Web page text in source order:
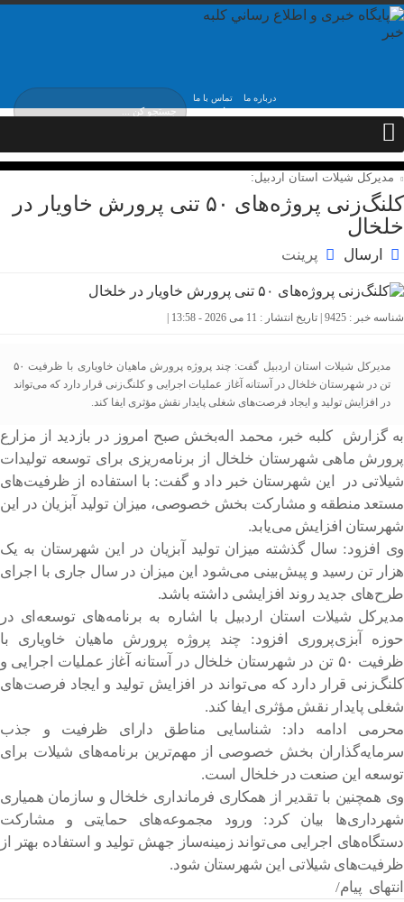
تماس با ما درباره ما
جمعه, ۱۶ مرداد , ۱۴۰۵
مدیرکل شیلات استان اردبیل:
کلنگ‌زنی پروژه‌های ۵۰ تنی پرورش خاویار در
خلخال
ارسال پرینت
شناسه خبر : 9425 | تاریخ انتشار : 11 می 2026 - 13:58 |
مدیرکل شیلات استان اردبیل گفت: چند پروژه پرورش ماهیان خاویاری با ظرفیت ۵۰
تن در شهرستان خلخال در آستانه آغاز عملیات اجرایی و کلنگ‌زنی قرار دارد که می‌تواند
در افزایش تولید و ایجاد فرصت‌های شغلی پایدار نقش مؤثری ایفا کند.
به گزارش کلبه خبر، محمد اله‌بخش صبح امروز در بازدید از مزارع
پرورش ماهی شهرستان خلخال از برنامه‌ریزی برای توسعه تولیدات
شیلاتی در این شهرستان خبر داد و گفت: با استفاده از ظرفیت‌های
مستعد منطقه و مشارکت بخش خصوصی، میزان تولید آبزیان در این
شهرستان افزایش می‌یابد.
وی افزود: سال گذشته میزان تولید آبزیان در این شهرستان به یک
هزار تن رسید و پیش‌بینی می‌شود این میزان در سال جاری با اجرای
طرح‌های جدید روند افزایشی داشته باشد.
مدیرکل شیلات استان اردبیل با اشاره به برنامه‌های توسعه‌ای در
حوزه آبزی‌پروری افزود: چند پروژه پرورش ماهیان خاویاری با
ظرفیت ۵۰ تن در شهرستان خلخال در آستانه آغاز عملیات اجرایی و
کلنگ‌زنی قرار دارد که می‌تواند در افزایش تولید و ایجاد فرصت‌های
شغلی پایدار نقش مؤثری ایفا کند.
محرمی ادامه داد: شناسایی مناطق دارای ظرفیت و جذب
سرمایه‌گذاران بخش خصوصی از مهم‌ترین برنامه‌های شیلات برای
توسعه این صنعت در خلخال است.
وی همچنین با تقدیر از همکاری فرمانداری خلخال و سازمان همیاری
شهرداری‌ها بیان کرد: ورود مجموعه‌های حمایتی و مشارکت
دستگاه‌های اجرایی می‌تواند زمینه‌ساز جهش تولید و استفاده بهتر از
ظرفیت‌های شیلاتی این شهرستان شود.
انتهای پیام/